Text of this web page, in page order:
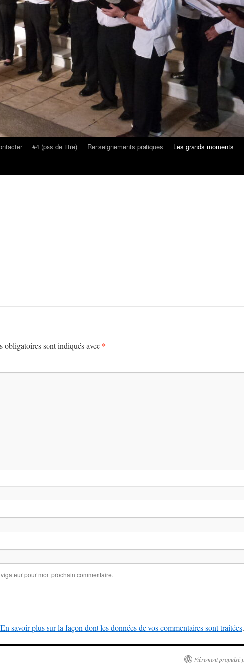
#4 (pas de titre) Renseignements pratiques
Les grands moments
obligatoires sont indiqués avec *
pour mon prochain commentaire.
En savoir plus sur la façon dont les données de vos commentaires sont traitées.
Fièrement propulsé